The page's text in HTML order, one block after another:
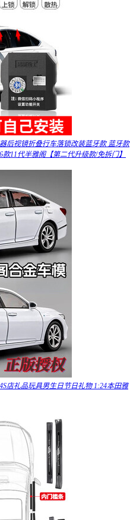
后视镜折叠行车落锁改装蓝牙款 蓝牙款
11代半雅阁【第二代升级款/免拆门】
店礼品玩具男生日节日礼物 1:24本田雅